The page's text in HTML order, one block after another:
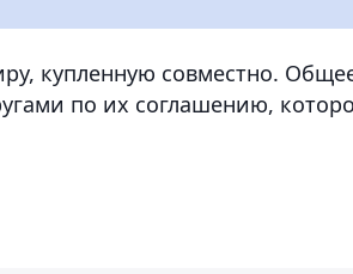
купленную совместно.
по их соглашению,